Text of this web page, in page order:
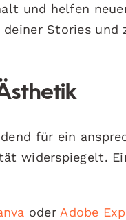
und helfen
deiner Stories und
für ein
widerspiegelt.
oder Adobe